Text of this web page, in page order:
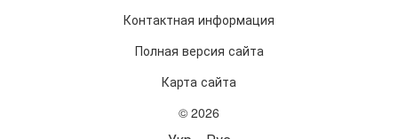
Контактная информация
Полная версия сайта
Карта сайта
© 2026